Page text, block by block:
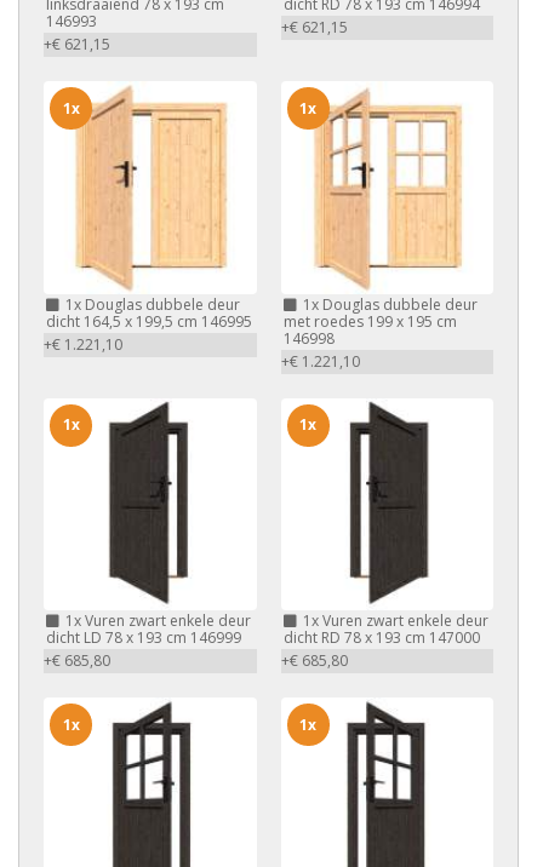
linksdraaiend 78 x 193 cm
146993
+€ 621,15
dicht RD 78 x 193 cm 146994
+€ 621,15
1x Douglas dubbele deur
dicht 164,5 x 199,5 cm 146995
+€ 1.221,10
1x
1xDouglas dubbele deur
met roedes 199 x 195 cm
146998
+€ 1.221,10
1x
1xVuren zwart enkele deur
dicht LD 78 x 193 cm 146999
+€ 685,80
1x
1xVuren zwart enkele deur
dicht RD 78 x 193 cm 147000
+€ 685,80
1x
1x 1x